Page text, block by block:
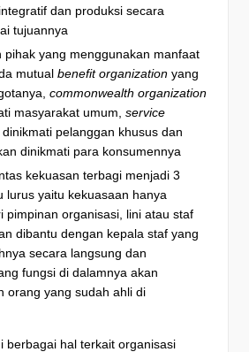
dan produksi secara
tujuannya
pihak yang menggunakan manfaat
mutual benefit organizationyang
commonwealth organization
masyarakat umum, service
pelanggan khusus dan
dinikmati para konsumennya
kekuasan terbagi menjadi 3
lurus yaitu kekuasaan hanya
pimpinan organisasi, lini atau staf
dibantu dengan kepala staf yang
secara langsung dan
fungsi di dalamnya akan
orang yang sudah ahli di
berbagai hal terkait organisasi